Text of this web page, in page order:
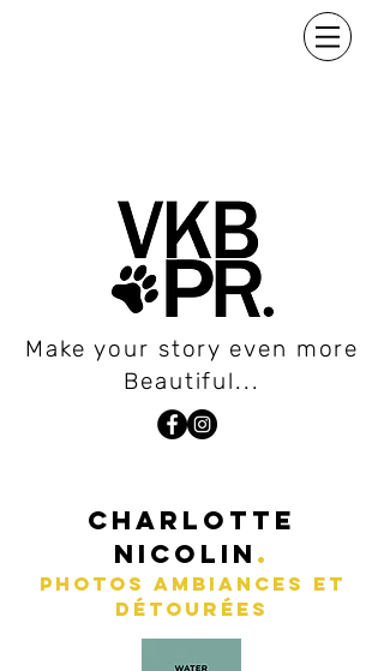
Make your story even more
Beautiful...
charlotte
nicolin .
photos ambianceS et
d É tour É es